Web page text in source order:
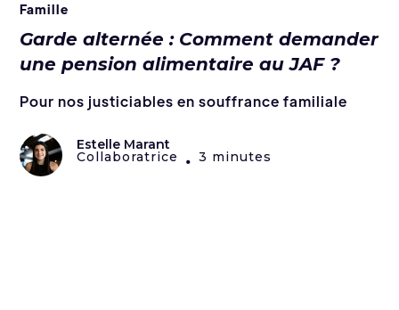
Famille
Garde alternée : Comment demander
une pension alimentaire au JAF ?
Pour nos justiciables en souffrance familiale
Estelle Marant
Collaboratrice • 3 minutes